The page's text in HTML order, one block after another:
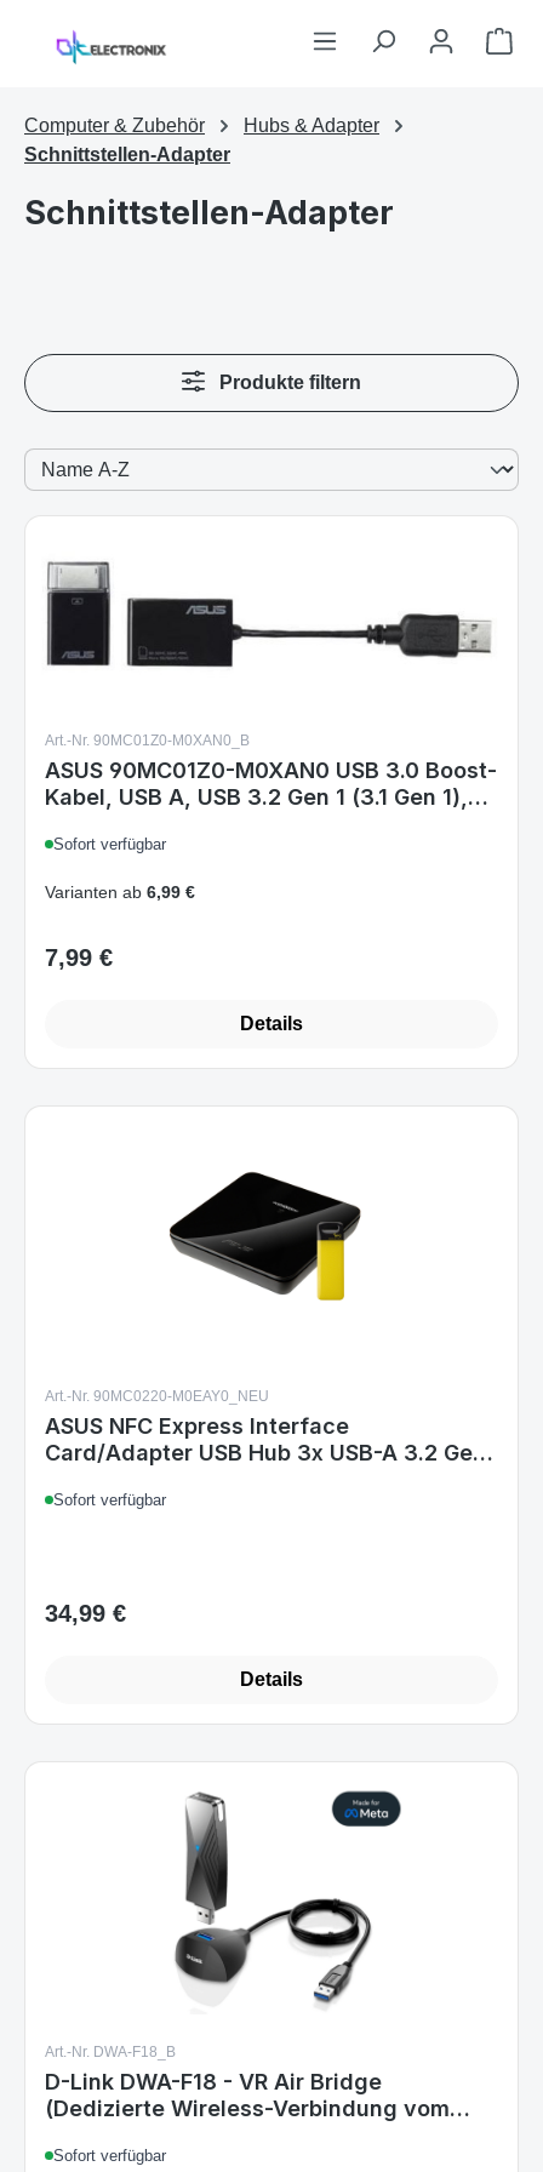
Zum Hauptinhalt springen
Computer & Zubehör
Hubs & Adapter
Schnittstellen-Adapter
Schnittstellen-Adapter
Produkte filtern
Art.-Nr. 90MC01Z0-M0XAN0_B
ASUS 90MC01Z0-M0XAN0 USB 3.0 Boost-
Kabel, USB A, USB 3.2 Gen 1 (3.1 Gen 1),
Sofort verfügbar
Varianten ab 6,99 €
Regulärer Preis:
7,99 €
Details
Art.-Nr. 90MC0220-M0EAY0_NEU
ASUS NFC Express Interface
Card/Adapter USB Hub 3x USB-A 3.2 Gen
Sofort verfügbar
Regulärer Preis:
34,99 €
Details
Art.-Nr. DWA-F18_B
D-Link DWA-F18 - VR Air Bridge
(Dedizierte Wireless-Verbindung vom
Meta Quest Pro, VR für 360° Bewegung -
Sofort verfügbar